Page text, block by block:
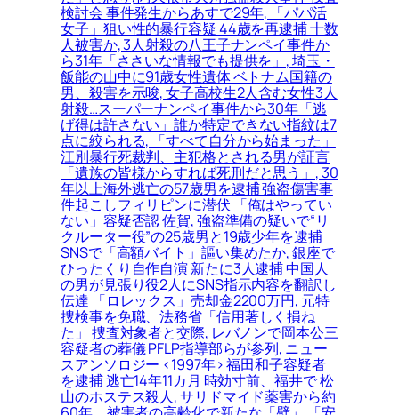
検討会 事件発生からあすで29年, 「パパ活
女子」狙い性的暴行容疑 44歳を再逮捕 十数
人被害か, 3人射殺の八王子ナンペイ事件か
ら31年「ささいな情報でも提供を」, 埼玉・
飯能の山中に91歳女性遺体 ベトナム国籍の
男、殺害を示唆, 女子高校生2人含む女性3人
射殺…スーパーナンペイ事件から30年「逃
げ得は許さない」誰か特定できない指紋は7
点に絞られる, 「すべて自分から始まった」
江別暴行死裁判、主犯格とされる男が証言
「遺族の皆様からすれば死刑だと思う」, 30
年以上海外逃亡の57歳男を逮捕 強盗傷害事
件起こしフィリピンに潜伏 「俺はやってい
ない」容疑否認 佐賀, 強盗準備の疑いで“リ
クルーター役”の25歳男と19歳少年を逮捕
SNSで「高額バイト」謳い集めたか, 銀座で
ひったくり自作自演 新たに3人逮捕 中国人
の男が見張り役2人にSNS指示内容を翻訳し
伝達 「ロレックス」売却金2200万円, 元特
捜検事を免職、法務省「信用著しく損ね
た」 捜査対象者と交際, レバノンで岡本公三
容疑者の葬儀 PFLP指導部らが参列, ニュー
スアンソロジー <1997年> 福田和子容疑者
を逮捕 逃亡14年11カ月 時効寸前、福井で 松
山のホステス殺人, サリドマイド薬害から約